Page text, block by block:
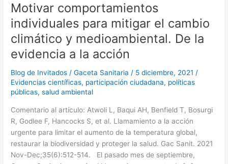
Motivar comportamientos
individuales para mitigar el cambio
climático y medioambiental. De la
evidencia a la acción
Blog de Invitados /Gaceta Sanitaria / 5 diciembre, 2021 /
Evidencias científicas, participación ciudadana, políticas
públicas,salud ambiental
Comentario al artículo: Atwoli L, Baqui AH, Benfield T, Bosurgi
R, Godlee F, Hancocks S, et al. Llamamiento a la acción
urgente para limitar el aumento de la temperatura global,
restaurar la biodiversidad y proteger la salud. Gac Sanit. 2021
Nov-Dec;35(6):512-514. El pasado mes de septiembre,